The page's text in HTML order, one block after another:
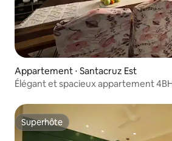
Appartement ⋅ Santacruz Est
Élégant et spacieux appartement
Superhôte
Superhôte